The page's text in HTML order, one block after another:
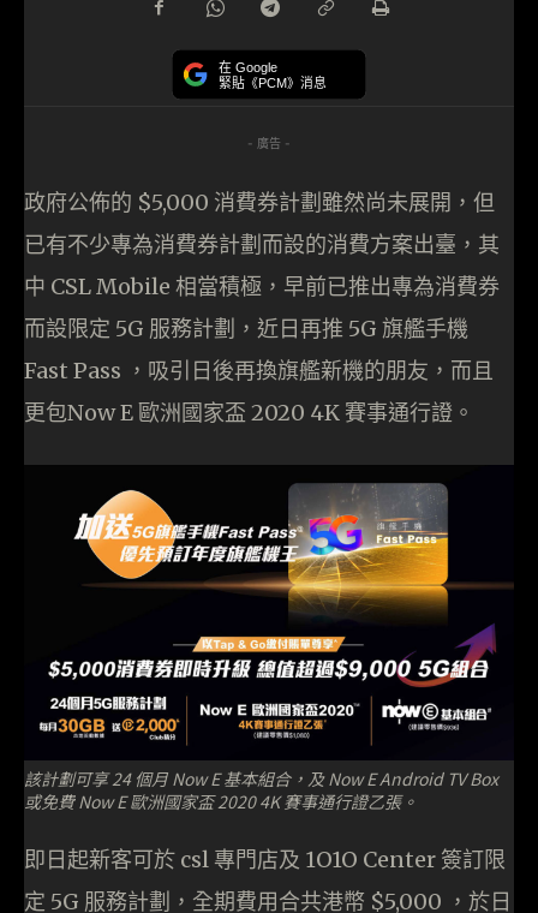
在 Google
緊貼《PCM》消息
- 廣告 -
政府公佈的 $5,000 消費券計劃雖然尚未展開，但
已有不少專為消費券計劃而設的消費方案出臺，其
中 CSL Mobile 相當積極，早前已推出專為消費券
而設限定 5G 服務計劃，近日再推 5G 旗艦手機
Fast Pass ，吸引日後再換旗艦新機的朋友，而且
更包Now E 歐洲國家盃 2020 4K 賽事通行證。
該計劃可享 24 個月 Now E 基本組合，及 Now E Android TV Box
或免費 Now E 歐洲國家盃 2020 4K 賽事通行證乙張。
即日起新客可於 csl 專門店及 1O1O Center 簽訂限
定 5G 服務計劃，全期費用合共港幣 $5,000 ，於日